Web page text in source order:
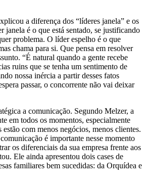
a diferença dos “líderes janela” e os
janela é o que está sentado, se justificando
problema. O líder espelho é o que
chama para si. Que pensa em resolver
“É natural quando a gente recebe
ruins que se tenha um sentimento de
nossa inércia a partir desses fatos
passar, o concorrente não vai deixar
a comunicação. Segundo Melzer, a
em todos os momentos, especialmente
estão com menos negócios, menos clientes.
é importante nesse momento
os diferenciais da sua empresa frente aos
Ele ainda apresentou dois cases de
familiares bem sucedidas: da Orquídea e